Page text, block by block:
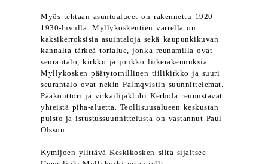
Myös tehtaan asuntoalueet on rakennettu 1920-
1930-luvulla. Myllykoskentien varrella on
kaksikerroksisia asuintaloja sekä kaupunkikuvan
kannalta tärkeä torialue, jonka reunamilla ovat
seurantalo, kirkko ja joukko liikerakennuksia.
Myllykosken päätytornillinen tiilikirkko ja suuri
seurantalo ovat nekin Palmqvistin suunnittelemat.
Pääkonttori ja virkailijaklubi Kerhola reunustavat
yhteistä piha-aluetta. Teollisuusalueen keskustan
puisto-ja istustussuunnittelusta on vastannut Paul
Olsson.
Kymijoen ylittävä Keskikosken silta sijaitsee